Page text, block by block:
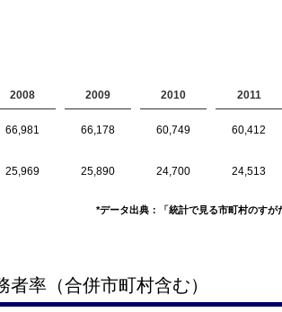
2008 2009 2010 2011
66,981 66,178 60,749 60,412
25,969 25,890 24,700 24,513
*データ出典：「統計で見る市町村のすが
率（合併市町村含む）